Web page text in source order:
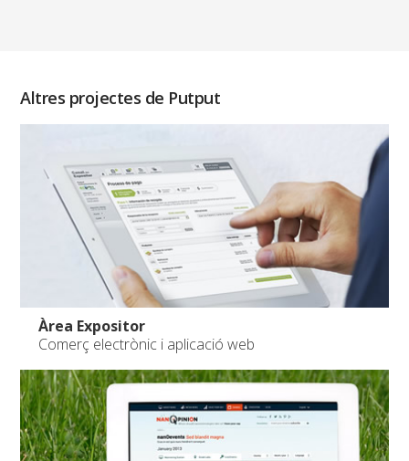
Altres projectes de Putput
Àrea Expositor
Comerç electrònic i aplicació web